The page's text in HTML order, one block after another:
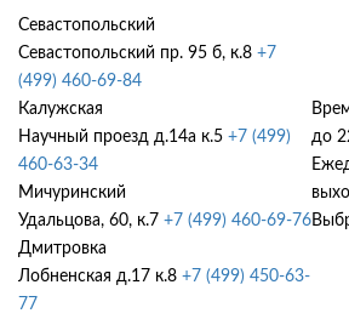
Севастопольский
Севастопольский пр. 95 б, к.8 +7
(499) 460-69-84
Калужская
Научный проезд д.14а к.5 +7 (499)
460-63-34
Мичуринский
Удальцова, 60, к.7 +7 (499) 460-69-76
Дмитровка
Лобненская д.17 к.8 +7 (499) 450-63-
77
до